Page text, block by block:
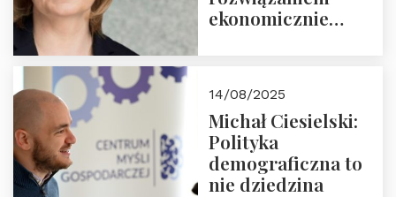
ekonomicznie
14/08/2025
Michał Ciesielski:
Polityka
demograficzna to
nie dziedzina